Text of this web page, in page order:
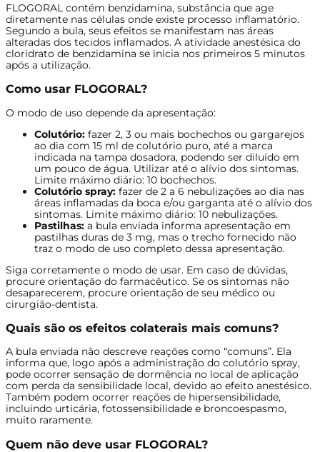
FLOGORAL contém benzidamina, substância que age
diretamente nas células onde existe processo inflamatório.
Segundo a bula, seus efeitos se manifestam nas áreas
alteradas dos tecidos inflamados. A atividade anestésica do
cloridrato de benzidamina se inicia nos primeiros 5 minutos
após a utilização.
Como usar FLOGORAL?
O modo de uso depende da apresentação:
Colutório: fazer 2, 3 ou mais bochechos ou gargarejos
ao dia com 15 ml de colutório puro, até a marca
indicada na tampa dosadora, podendo ser diluído em
um pouco de água. Utilizar até o alívio dos sintomas.
Limite máximo diário: 10 bochechos.
Colutório spray: fazer de 2 a 6 nebulizações ao dia nas
áreas inflamadas da boca e/ou garganta até o alívio dos
sintomas. Limite máximo diário: 10 nebulizações.
Pastilhas: a bula enviada informa apresentação em
pastilhas duras de 3 mg, mas o trecho fornecido não
traz o modo de uso completo dessa apresentação.
Siga corretamente o modo de usar. Em caso de dúvidas,
procure orientação do farmacêutico. Se os sintomas não
desaparecerem, procure orientação de seu médico ou
cirurgião-dentista.
Quais são os efeitos colaterais mais comuns?
A bula enviada não descreve reações como “comuns”. Ela
informa que, logo após a administração do colutório spray,
pode ocorrer sensação de dormência no local de aplicação
com perda da sensibilidade local, devido ao efeito anestésico.
Também podem ocorrer reações de hipersensibilidade,
incluindo urticária, fotossensibilidade e broncoespasmo,
muito raramente.
Quem não deve usar FLOGORAL?